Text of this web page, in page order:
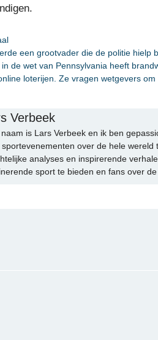
een grootvader die de politie hielp
de wet van Pennsylvania heeft
loterijen. Ze vragen wetgevers om
Verbeek
naam is Lars Verbeek en ik ben
sportevenementen over de hele
analyses en inspirerende
sport te bieden en fans over